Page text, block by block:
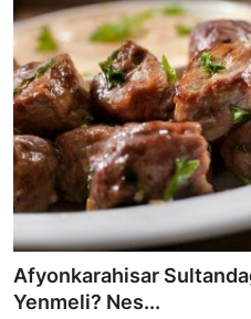
Rüya Tabirleri
Diyet & Sağlıklı Beslenme
İletişim
Şehirler
Helal Gıda & Dini Hükümler
Gıda Güvenliği & Bilimi
Kalori & Diyet Rehberi
Afyonkarahisar
Yenmeli? Nes...